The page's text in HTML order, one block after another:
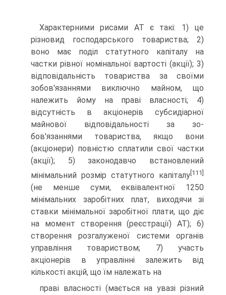
Характерними рисами АТ є такі: 1) це
різновид госпо­дарського товариства; 2)
воно має поділ статутного капіталу на
частки рівної номінальної вартості (акції); 3)
відповідаль­ність товариства за своїми
зобов'язаннями виключно май­ном, що
належить йому на праві власності; 4)
відсутність в акціонерів субсидіарної
майнової відповідальності за зо­
бов'язаннями товариства, якщо вони
(акціонери) повністю сплатили свої частки
(акції); 5) законодавчо встановлений
мінімальний розмір статутного капіталу [111]
(не менше суми, еквівалентної 1250
мінімальних заробітних плат, виходячи зі
ставки мінімальної заробітної плати, що діє
на момент створення (реєстрації) АТ); 6)
створення розгалуженої систе­ми органів
управління товариством; 7) участь
акціонерів в управлінні залежить від
кількості акцій, що їм належать на
праві власності (мається на увазі різний